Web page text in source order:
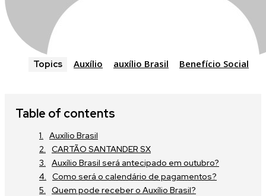
Topics Auxílio auxílio Brasil Benefício Social
Table of contents
Auxílio Brasil
CARTÃO SANTANDER SX
Auxílio Brasil será antecipado em outubro?
Como será o calendário de pagamentos?
Quem pode receber o Auxílio Brasil?